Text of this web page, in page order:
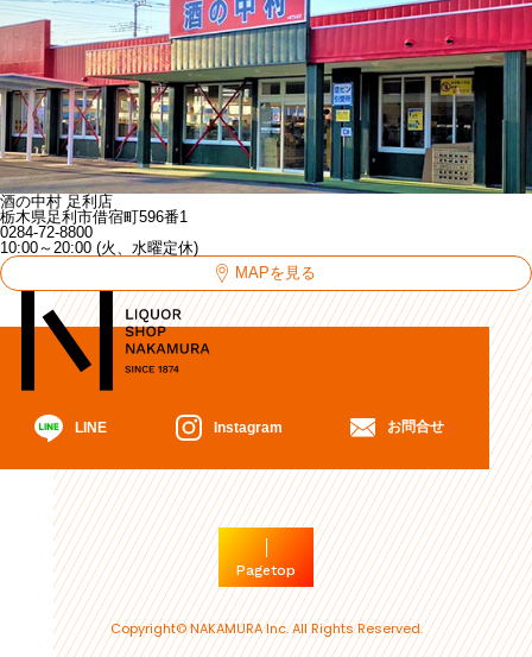
酒の中村 足利店
栃木県足利市借宿町596番1
0284-72-8800
10:00～20:00 (火、水曜定休)
MAPを見る
LINE Instagram お問合せ
Pagetop
Copyright© NAKAMURA Inc. All Rights Reserved.